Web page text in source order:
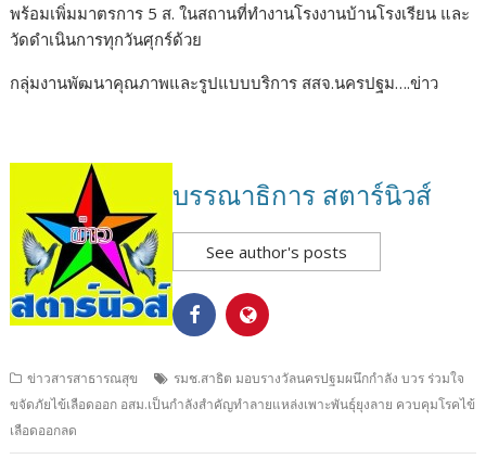
พร้อมเพิ่มมาตรการ 5 ส. ในสถานที่ทำงานโรงงานบ้านโรงเรียน และ
วัดดำเนินการทุกวันศุกร์ด้วย
กลุ่มงานพัฒนาคุณภาพและรูปแบบบริการ สสจ.นครปฐม….ข่าว
บรรณาธิการ สตาร์นิวส์
See author's posts
ข่าวสารสาธารณสุข
รมช.สาธิต มอบรางวัลนครปฐมผนึกกำลัง บวร ร่วมใจ
ขจัดภัยไข้เลือดออก อสม.เป็นกำลังสำคัญทำลายแหล่งเพาะพันธุ์ยุงลาย ควบคุมโรคไข้
เลือดออกลด